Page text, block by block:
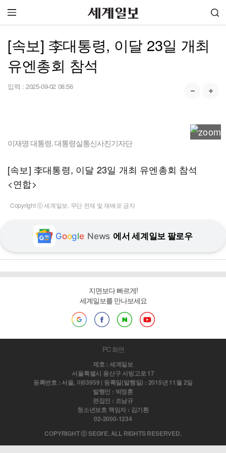
[속보] 李대통령, 이달 23일 개최
유엔총회 참석
입력 : 2025-09-02 08:56
이재명 대통령. 대통령실통신사진기자단
[속보] 李대통령, 이달 23일 개최 유엔총회 참석
<연합>
Copyright ⓒ 세계일보. 무단 전재 및 재배포 금지
Google News 에서 세계일보 팔로우
지면보다 빠르게!
세계일보를 만나보세요
PC 화면
제호 : 세계일보
서울특별시 용산구 서빙고로 17
등록번호 : 서울, 아03959 | 등록일(발행일) : 2015년 11월 2일
발행인 : 박정훈
편집인 : 조남규
청소년보호 책임자 : 김기환
02-2000-1234
COPYRIGHT ⓒ SEGYE. ALL RIGHTS RESERVED.